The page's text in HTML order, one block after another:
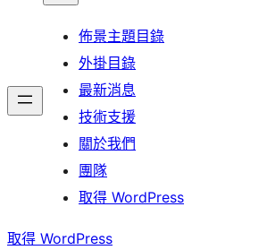
佈景主題目錄
外掛目錄
最新消息
技術支援
關於我們
團隊
取得 WordPress
取得 WordPress